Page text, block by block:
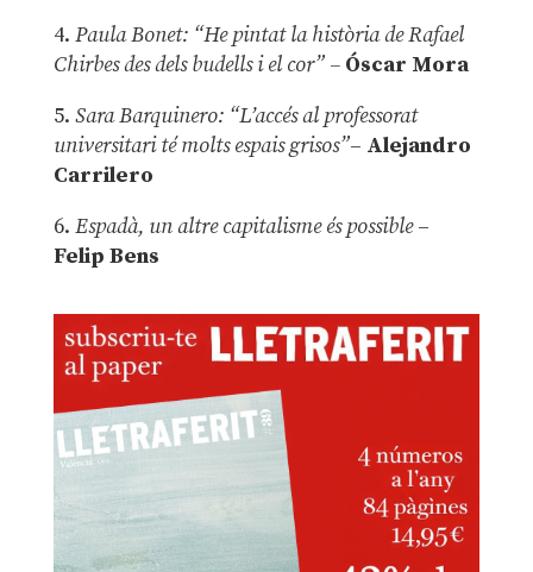
4. Paula Bonet: “He pintat la història de Rafael
Chirbes des dels budells i el cor” –Óscar Mora
5. Sara Barquinero: “L’accés al professorat
universitari té molts espais grisos”– Alejandro
Carrilero
6. Espadà, un altre capitalisme és possible –
Felip Bens